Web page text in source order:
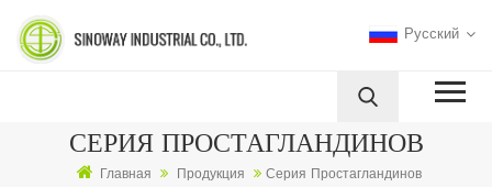
Русский
СЕРИЯ ПРОСТАГЛАНДИНОВ
Главная Продукция Серия Простагландинов